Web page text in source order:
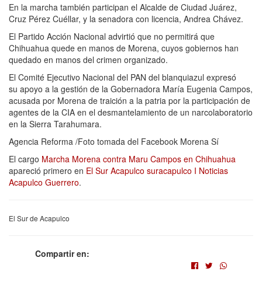
En la marcha también participan el Alcalde de Ciudad Juárez,
Cruz Pérez Cuéllar, y la senadora con licencia, Andrea Chávez.
El Partido Acción Nacional advirtió que no permitirá que
Chihuahua quede en manos de Morena, cuyos gobiernos han
quedado en manos del crimen organizado.
El Comité Ejecutivo Nacional del PAN del blanquiazul expresó
su apoyo a la gestión de la Gobernadora María Eugenia Campos,
acusada por Morena de traición a la patria por la participación de
agentes de la CIA en el desmantelamiento de un narcolaboratorio
en la Sierra Tarahumara.
Agencia Reforma /Foto tomada del Facebook Morena Sí
El cargo Marcha Morena contra Maru Campos en Chihuahua
apareció primero en El Sur Acapulco suracapulco I Noticias
Acapulco Guerrero.
El Sur de Acapulco
Compartir en: